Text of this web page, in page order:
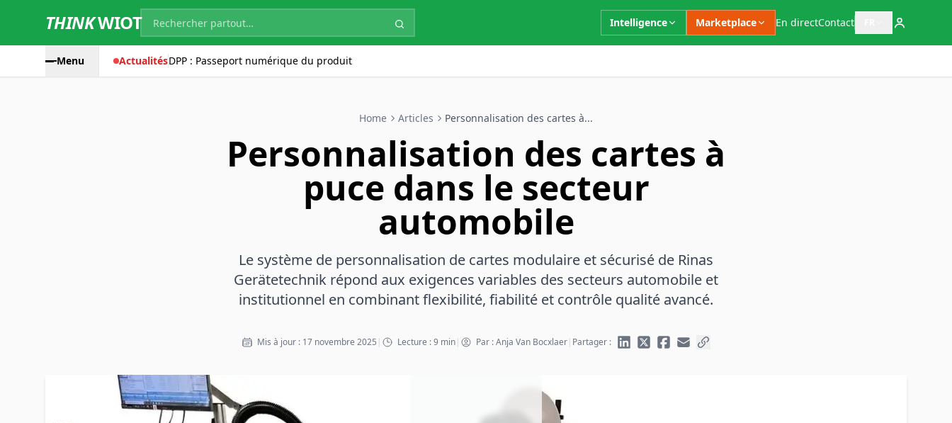
THINKWIOT Intelligence Marketplace En directContact Ouvrir le sélecteur
Menu ActualitésDPP : Passeport numérique du produit
Home Articles Personnalisation des cartes à...
Personnalisation des cartes à
puce dans le secteur
automobile
Le système de personnalisation de cartes modulaire et sécurisé de Rinas
Gerätetechnik répond aux exigences variables des secteurs automobile et
institutionnel en combinant flexibilité, fiabilité et contrôle qualité avancé.
Mis à jour : 17 novembre 2025 | Lecture : 9 min| Par : Anja Van Bocxlaer| Partager :